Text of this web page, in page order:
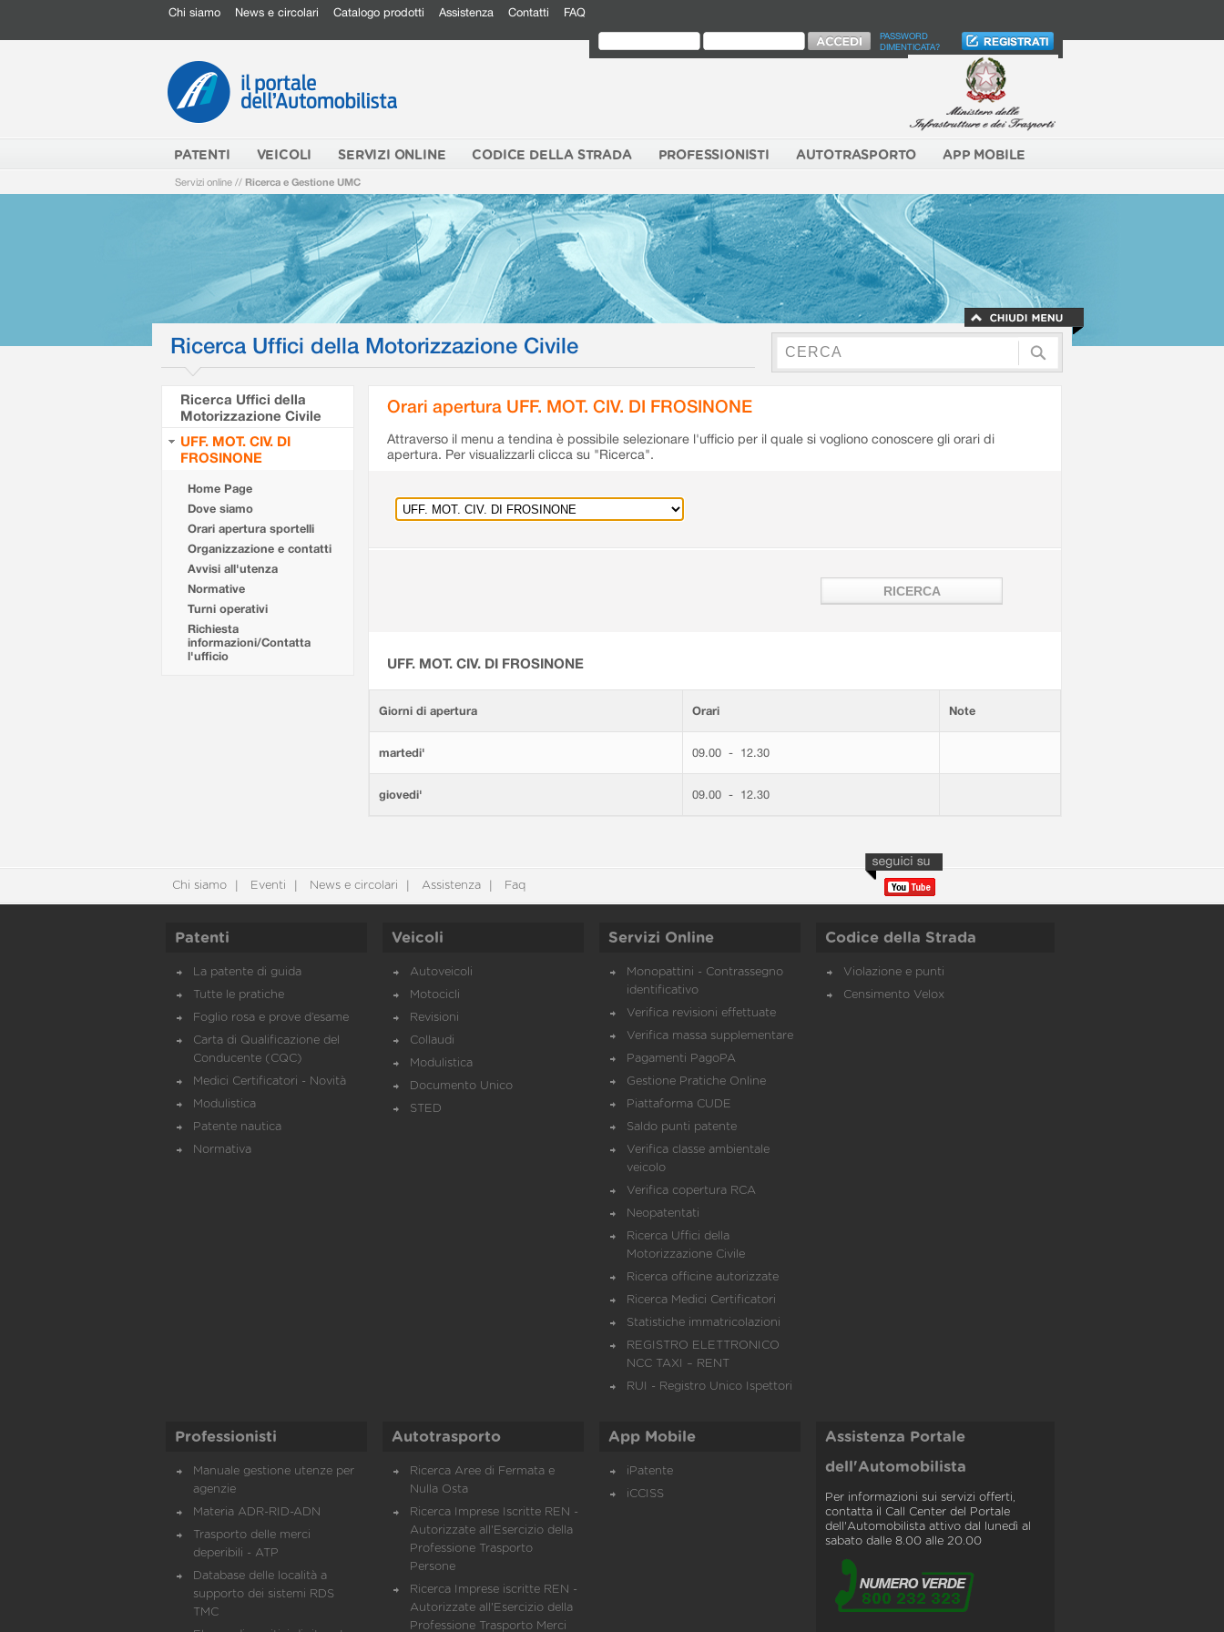
Chi siamo News e circolari Catalogo prodotti Assistenza Contatti FAQ
PASSWORD
DIMENTICATA?
PATENTI VEICOLI SERVIZI ONLINE CODICE DELLA STRADA PROFESSIONISTI AUTOTRASPORTO APP MOBILE
Servizi online // Ricerca e Gestione UMC
Ricerca Uffici della Motorizzazione Civile
Ricerca Uffici della
Motorizzazione Civile
UFF. MOT. CIV. DI
FROSINONE
Home Page
Dove siamo
Orari apertura sportelli
Organizzazione e contatti
Avvisi all'utenza
Normative
Turni operativi
Richiesta
informazioni/Contatta
l'ufficio
Orari apertura UFF. MOT. CIV. DI FROSINONE
Attraverso il menu a tendina è possibile selezionare l'ufficio per il quale si vogliono conoscere gli orari di
apertura. Per visualizzarli clicca su "Ricerca".
UFF. MOT. CIV. DI FROSINONE
Giorni di apertura Orari Note
martedi' 09.00 - 12.30
giovedi' 09.00 - 12.30
Chi siamo Eventi News e circolari Assistenza Faq
Patenti
La patente di guida
Tutte le pratiche
Foglio rosa e prove d’esame
Carta di Qualificazione del
Conducente (CQC)
Medici Certificatori - Novità
Modulistica
Patente nautica
Normativa
Veicoli
Autoveicoli
Motocicli
Revisioni
Collaudi
Modulistica
Documento Unico
STED
Servizi Online
Monopattini - Contrassegno
identificativo
Verifica revisioni effettuate
Verifica massa supplementare
Pagamenti PagoPA
Gestione Pratiche Online
Piattaforma CUDE
Saldo punti patente
Verifica classe ambientale
veicolo
Verifica copertura RCA
Neopatentati
Ricerca Uffici della
Motorizzazione Civile
Ricerca officine autorizzate
Ricerca Medici Certificatori
Statistiche immatricolazioni
REGISTRO ELETTRONICO
NCC TAXI – RENT
RUI - Registro Unico Ispettori
Codice della Strada
Violazione e punti
Censimento Velox
Professionisti
Manuale gestione utenze per
agenzie
Materia ADR-RID-ADN
Trasporto delle merci
deperibili - ATP
Database delle località a
supporto dei sistemi RDS
TMC
Autotrasporto
Ricerca Aree di Fermata e
Nulla Osta
Ricerca Imprese Iscritte REN -
Autorizzate all'Esercizio della
Professione Trasporto
Persone
Ricerca Imprese iscritte REN -
Autorizzate all'Esercizio della
Professione Trasporto Merci
App Mobile
iPatente
iCCISS
Assistenza Portale
dell'Automobilista
Per informazioni sui servizi offerti,
contatta il Call Center del Portale
dell'Automobilista attivo dal lunedì al
sabato dalle 8.00 alle 20.00